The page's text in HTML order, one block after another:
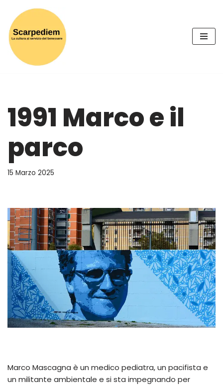
Vai
al
contenuto
1991 Marco e il
parco
15 Marzo 2025
Marco Mascagna è un medico pediatra, un pacifista e
un militante ambientale e si sta impegnando per